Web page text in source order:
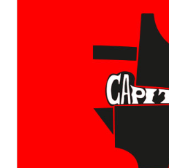
A 50 años del mayo francés -
que sacudió al mundo-,
tradiciones de lucha y
estudiantil y de mujeres
trabajadora para poner en
luchamos por la revolución